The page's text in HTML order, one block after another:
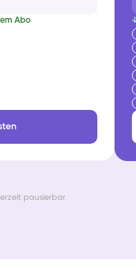
Abo
pausierbar